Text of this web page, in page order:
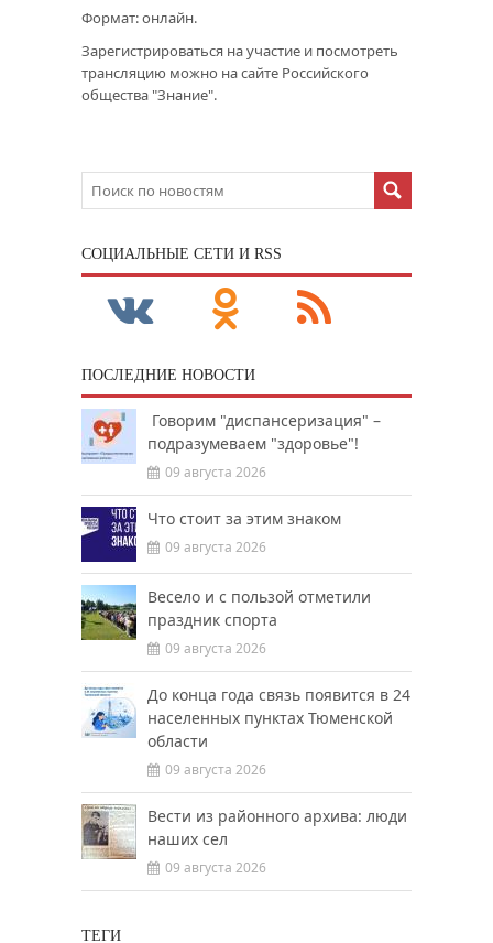
Формат: онлайн.
Зарегистрироваться на участие и посмотреть
трансляцию можно на сайте Российского
общества "Знание".
CОЦИАЛЬНЫЕ СЕТИ И RSS
ПОСЛЕДНИЕ НОВОСТИ
Говорим "диспансеризация" –
подразумеваем "здоровье"!
09 августа 2026
Что стоит за этим знаком
09 августа 2026
Весело и с пользой отметили
праздник спорта
09 августа 2026
До конца года связь появится в 24
населенных пунктах Тюменской
области
09 августа 2026
Вести из районного архива: люди
наших сел
09 августа 2026
ТЕГИ